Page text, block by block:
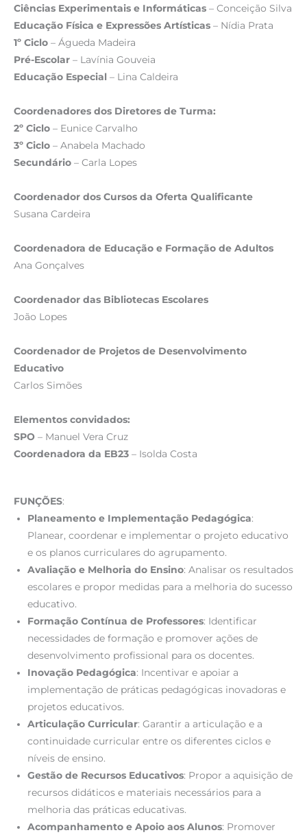
Ciências Experimentais e Informáticas – Conceição Silva
Educação Física e Expressões Artísticas – Nídia Prata
1º Ciclo – Águeda Madeira
Pré-Escolar – Lavínia Gouveia
Educação Especial – Lina Caldeira
Coordenadores dos Diretores de Turma:
2º Ciclo – Eunice Carvalho
3º Ciclo – Anabela Machado
Secundário – Carla Lopes
Coordenador dos Cursos da Oferta Qualificante
Susana Cardeira
Coordenadora de Educação e Formação de Adultos
Ana Gonçalves
Coordenador das Bibliotecas Escolares
João Lopes
Coordenador de Projetos de Desenvolvimento
Educativo
Carlos Simões
Elementos convidados:
SPO – Manuel Vera Cruz
Coordenadora da EB23 – Isolda Costa
FUNÇÕES:
Planeamento e Implementação Pedagógica:
Planear, coordenar e implementar o projeto educativo
e os planos curriculares do agrupamento.
Avaliação e Melhoria do Ensino: Analisar os resultados
escolares e propor medidas para a melhoria do sucesso
educativo.
Formação Contínua de Professores: Identificar
necessidades de formação e promover ações de
desenvolvimento profissional para os docentes.
Inovação Pedagógica: Incentivar e apoiar a
implementação de práticas pedagógicas inovadoras e
projetos educativos.
Articulação Curricular: Garantir a articulação e a
continuidade curricular entre os diferentes ciclos e
níveis de ensino.
Gestão de Recursos Educativos: Propor a aquisição de
recursos didáticos e materiais necessários para a
melhoria das práticas educativas.
Acompanhamento e Apoio aos Alunos: Promover